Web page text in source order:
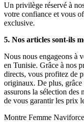
Un privilège réservé à
votre confiance et vous
exclusive.
5. Nos articles sont-ils
Nous nous engageons à
en Tunisie. Grâce à nos
directs, vous profitez de
originaux. De plus, grâce
assurons la sélection
de vous garantir les prix
Montre Femme